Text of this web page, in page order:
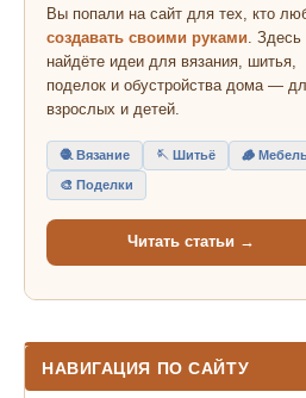
Вы попали на сайт для тех, кто
создавать своими руками. Здесь
найдёте идеи для вязания, шитья,
поделок и обустройства дома —
взрослых и детей.
🧶 Вязание 🪡 Шитьё 🪵
🎨 Поделки
Читать статьи →
НАВИГАЦИЯ ПО САЙТУ